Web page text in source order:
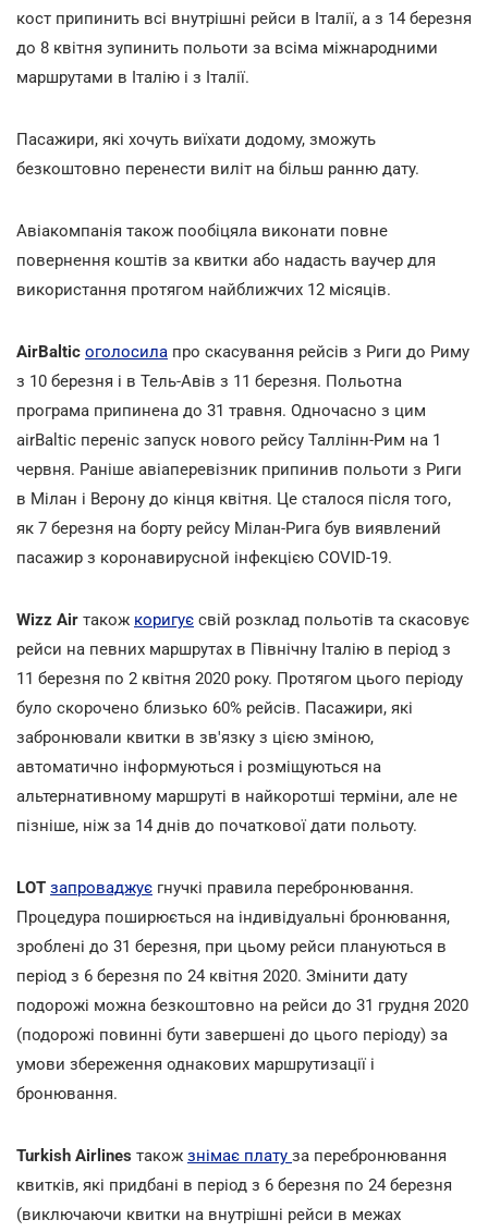
кост припинить всі внутрішні рейси в Італії, а з 14 березня
до 8 квітня зупинить польоти за всіма міжнародними
маршрутами в Італію і з Італії.
Пасажири, які хочуть виїхати додому, зможуть
безкоштовно перенести виліт на більш ранню дату.
Авіакомпанія також пообіцяла виконати повне
повернення коштів за квитки або надасть ваучер для
використання протягом найближчих 12 місяців.
АirBaltic оголосила про скасування рейсів з Риги до Риму
з 10 березня і в Тель-Авів з 11 березня. Польотна
програма припинена до 31 травня. Одночасно з цим
airBaltic переніс запуск нового рейсу Таллінн-Рим на 1
червня. Раніше авіаперевізник припинив польоти з Риги
в Мілан і Верону до кінця квітня. Це сталося після того,
як 7 березня на борту рейсу Мілан-Рига був виявлений
пасажир з коронавирусной інфекцією COVID-19.
Wizz Air також коригує свій розклад польотів та скасовує
рейси на певних маршрутах в Північну Італію в період з
11 березня по 2 квітня 2020 року. Протягом цього періоду
було скорочено близько 60% рейсів. Пасажири, які
забронювали квитки в зв'язку з цією зміною,
автоматично інформуються і розміщуються на
альтернативному маршруті в найкоротші терміни, але не
пізніше, ніж за 14 днів до початкової дати польоту.
LOT запроваджує гнучкі правила перебронювання.
Процедура поширюється на індивідуальні бронювання,
зроблені до 31 березня, при цьому рейси плануються в
період з 6 березня по 24 квітня 2020. Змінити дату
подорожі можна безкоштовно на рейси до 31 грудня 2020
(подорожі повинні бути завершені до цього періоду) за
умови збереження однакових маршрутизації і
бронювання.
Turkish Airlines також знімає плату за перебронювання
квитків, які придбані в період з 6 березня по 24 березня
(виключаючи квитки на внутрішні рейси в межах